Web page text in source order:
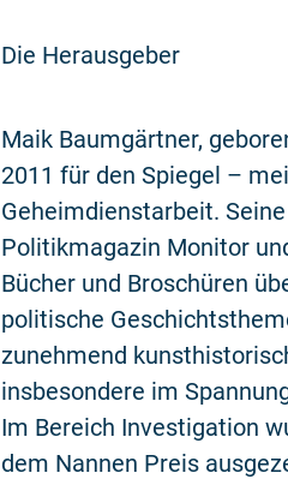
Die Herausgeber
Maik Baumgärtner,
2011 für den Spiegel –
Geheimdienstarbeit.
Politikmagazin Monitor
Bücher und Broschüren
politische
zunehmend
insbesondere im
Im Bereich Investigation
dem Nannen Preis